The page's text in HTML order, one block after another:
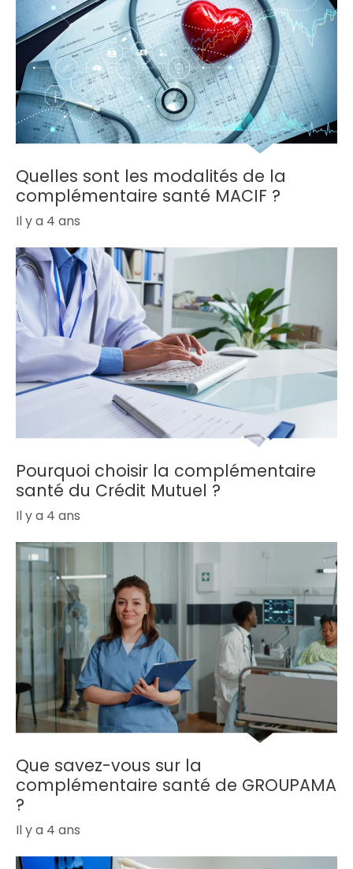
Quelles sont les modalités de la
complémentaire santé MACIF ?
Il y a 4 ans
Pourquoi choisir la complémentaire
santé du Crédit Mutuel ?
Il y a 4 ans
Que savez-vous sur la
complémentaire santé de GROUPAMA
?
Il y a 4 ans